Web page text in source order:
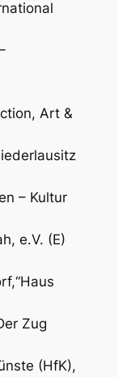
Art &
– Kultur
e.V. (E)
Zug
(HfK),